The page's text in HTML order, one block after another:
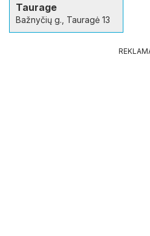
Taurage
Bažnyčių g., Tauragė 13